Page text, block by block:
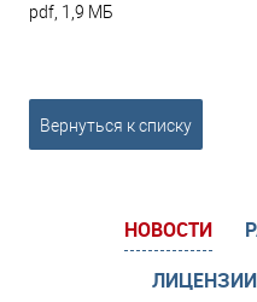
pdf, 1,9 МБ
Вернуться к списку
НОВОСТИ